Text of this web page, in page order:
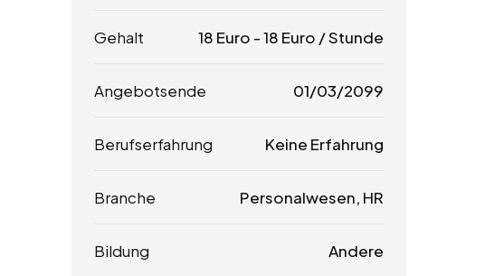
Gehalt 18 Euro -18 Euro / Stunde
Angebotsende 01/03/2099
Berufserfahrung Keine Erfahrung
Branche Personalwesen, HR
Bildung Andere